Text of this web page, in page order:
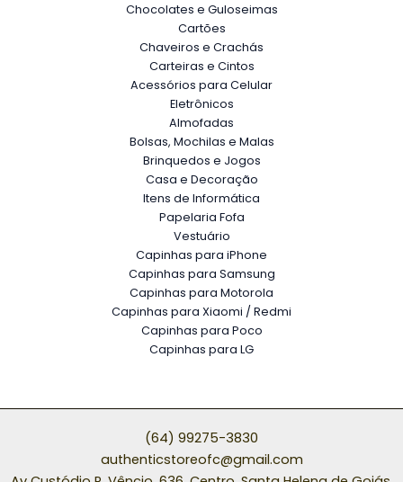
Chocolates e Guloseimas
Cartões
Chaveiros e Crachás
Carteiras e Cintos
Acessórios para Celular
Eletrônicos
Almofadas
Bolsas, Mochilas e Malas
Brinquedos e Jogos
Casa e Decoração
Itens de Informática
Papelaria Fofa
Vestuário
Capinhas para iPhone
Capinhas para Samsung
Capinhas para Motorola
Capinhas para Xiaomi / Redmi
Capinhas para Poco
Capinhas para LG
(64) 99275-3830
authenticstoreofc@gmail.com